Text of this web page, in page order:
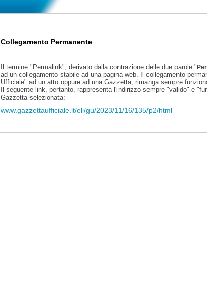
Collegamento Permanente
Il termine "Permalink", derivato dalla contrazione delle due parole "
ad un collegamento stabile ad una pagina web. Il collegamento
Ufficiale" ad un atto oppure ad una Gazzetta, rimanga sempre
Il seguente link, pertanto, rappresenta l'indirizzo sempre "valido" e
Gazzetta selezionata:
www.gazzettaufficiale.it/eli/gu/2023/11/16/135/p2/html